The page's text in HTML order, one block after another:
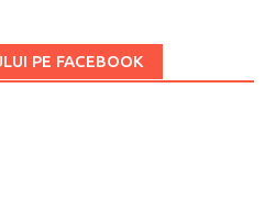
PE FACEBOOK